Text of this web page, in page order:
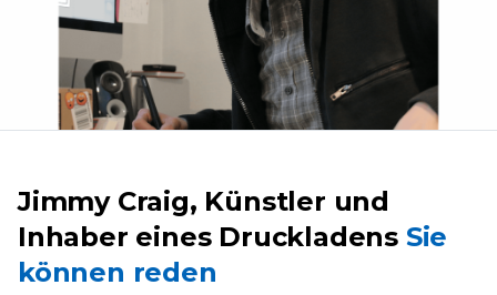
Jimmy Craig, Künstler und
Inhaber eines Druckladens Sie
können reden